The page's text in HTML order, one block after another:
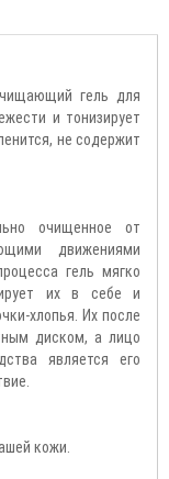
гель для
и тонизирует
не содержит
очищенное от
движениями
гель мягко
их в себе и
хлопья. Их после
диском, а лицо
является его
кожи.